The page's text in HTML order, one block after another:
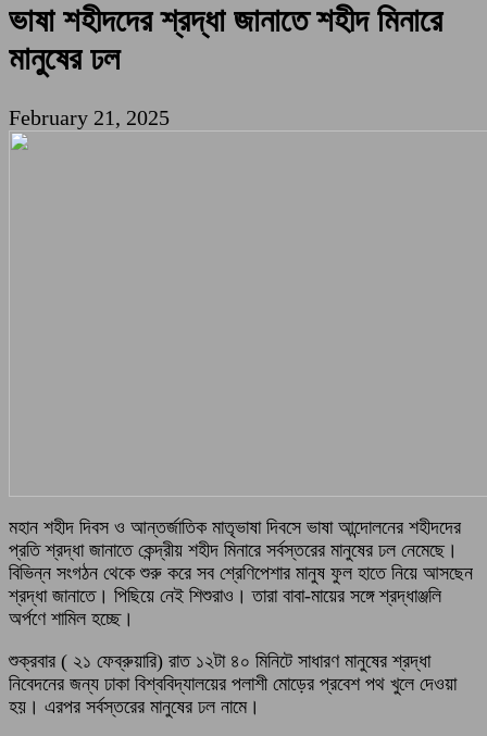
ভাষা শহীদদের শ্রদ্ধা জানাতে শহীদ মিনারে
মানুষের ঢল
February 21, 2025
মহান শহীদ দিবস ও আন্তর্জাতিক মাতৃভাষা দিবসে ভাষা আন্দোলনের শহীদদের
প্রতি শ্রদ্ধা জানাতে কেন্দ্রীয় শহীদ মিনারে সর্বস্তরের মানুষের ঢল নেমেছে।
বিভিন্ন সংগঠন থেকে শুরু করে সব শ্রেণিপেশার মানুষ ফুল হাতে নিয়ে আসছেন
শ্রদ্ধা জানাতে। পিছিয়ে নেই শিশুরাও। তারা বাবা-মায়ের সঙ্গে শ্রদ্ধাঞ্জলি
অর্পণে শামিল হচ্ছে।
শুক্রবার ( ২১ ফেব্রুয়ারি) রাত ১২টা ৪০ মিনিটে সাধারণ মানুষের শ্রদ্ধা
নিবেদনের জন্য ঢাকা বিশ্ববিদ্যালয়ের পলাশী মোড়ের প্রবেশ পথ খুলে দেওয়া
হয়। এরপর সর্বস্তরের মানুষের ঢল নামে।